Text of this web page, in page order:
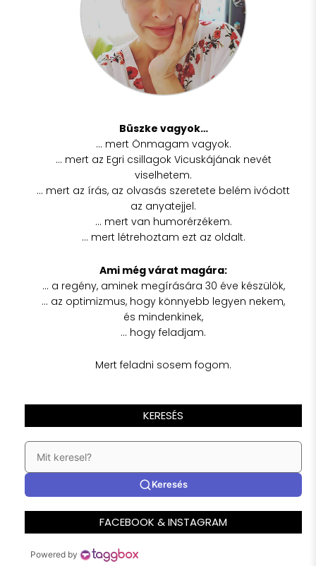
Büszke vagyok…
… mert Önmagam vagyok.
… mert az Egri csillagok Vicuskájának nevét
viselhetem.
… mert az írás, az olvasás szeretete belém ivódott
az anyatejjel.
… mert van humorérzékem.
… mert létrehoztam ezt az oldalt.
Ami még várat magára:
… a regény, aminek megírására 30 éve készülök,
… az optimizmus, hogy könnyebb legyen nekem,
és mindenkinek,
… hogy feladjam.
Mert feladni sosem fogom.
KERESÉS
Keresés
FACEBOOK & INSTAGRAM
Powered by